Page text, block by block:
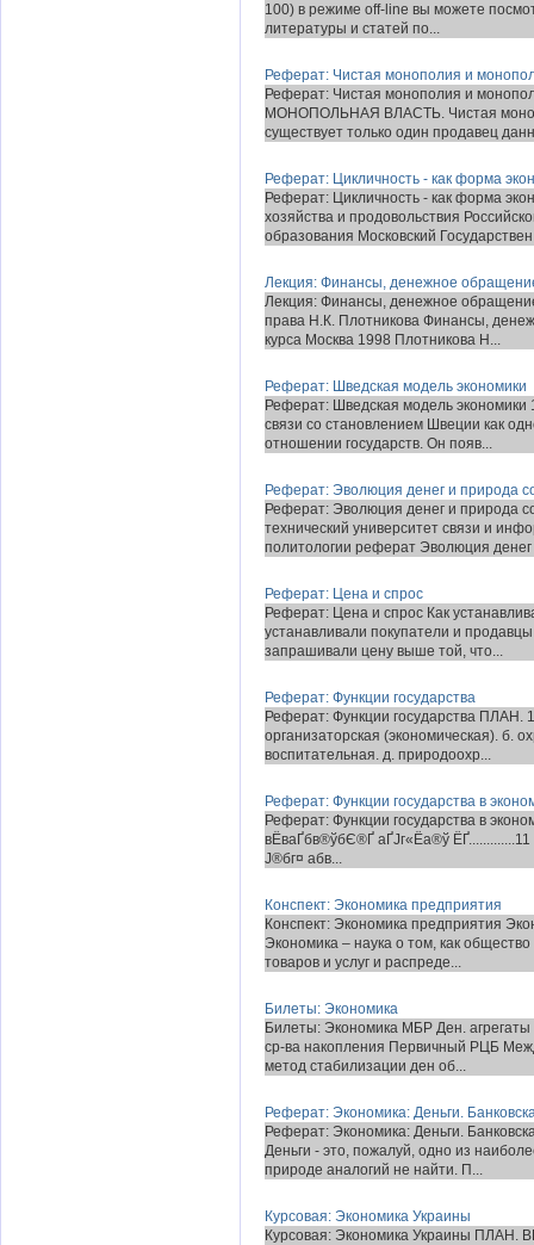
100) в режиме off-line вы можете
литературы и статей по...
Реферат: Чистая монополия и
Реферат: Чистая монополия и
МОНОПОЛЬНАЯ ВЛАСТЬ. Чистая
существует только один продавец
Реферат: Цикличность - как форма
Реферат: Цикличность - как форма
хозяйства и продовольствия
образования Московский
Лекция: Финансы, денежное
Лекция: Финансы, денежное
права Н.К. Плотникова Финансы,
курса Москва 1998 Плотникова Н...
Реферат: Шведская модель экономики
Реферат: Шведская модель экономики
связи со становлением Швеции как
отношении государств. Он появ...
Реферат: Эволюция денег и природа
Реферат: Эволюция денег и природа
технический университет связи и
политологии реферат Эволюция денег
Реферат: Цена и спрос
Реферат: Цена и спрос Как
устанавливали покупатели и
запрашивали цену выше той, что...
Реферат: Функции государства
Реферат: Функции государства ПЛАН.
организаторская (экономическая). б.
воспитательная. д. природоохр...
Реферат: Функции государства в
Реферат: Функции государства в
вЁваҐбв®ўбЄ®Ґ аҐЈг«Ёа®ў
Ј®бг¤ абв...
Конспект: Экономика предприятия
Конспект: Экономика предприятия
Экономика – наука о том, как
товаров и услуг и распреде...
Билеты: Экономика
Билеты: Экономика МБР Ден.
ср-ва накопления Первичный РЦБ
метод стабилизации ден об...
Реферат: Экономика: Деньги.
Реферат: Экономика: Деньги.
Деньги - это, пожалуй, одно из
природе аналогий не найти. П...
Курсовая: Экономика Украины
Курсовая: Экономика Украины